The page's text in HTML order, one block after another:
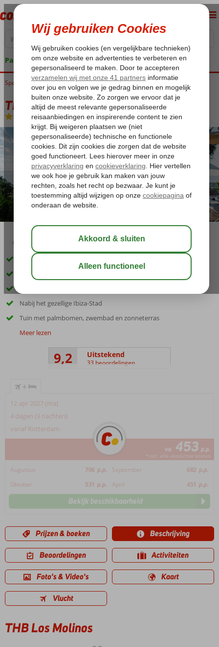
Pakketgarantie
Home
Spanje Balearen Ibiza Figueretas THB Los Molinos
THB Los Molinos
Logies-Hotel
02:45 aug 29°C
Only Adult; min. leeftijd 18 jaar
Uitzicht over zee
Nabij het gezellige Ibiza-Stad
Tuin met palmbomen, zwembad en zonneterras
Meer lezen
9,2 Uitstekend
33 beoordelingen
+
12 apr 2027 (ma)
4 dagen (3 nachten)
vanaf Rotterdam
va 453 p.p.
*incl. alle verplichte kosten
Augustus 706 p.p. September 682 p.p.
Oktober
531 p.p. April 451 p.p.
Bekijk beschikbaarheid
Prijzen & boeken Beschrijving
Beoordelingen Activiteiten
Foto's & Video's Kaart
Vlucht
THB Los Molinos